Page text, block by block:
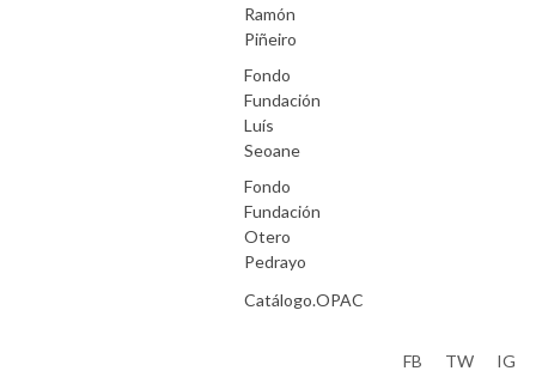
Ramón
Piñeiro
Fondo
Fundación
Luís
Seoane
Fondo
Fundación
Otero
Pedrayo
Catálogo.OPAC
FB TW IG